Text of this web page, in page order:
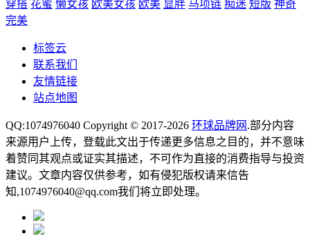
穿搭 花蜜 懒女孩 欧美女孩 欧美 显胖 马项链 痴迷 短版 神奇
完美
标签云
联系我们
友情链接
站点地图
QQ:1074976040 Copyright © 2017-2026 环球品牌网 .部分内容
来源用户上传，登载此文出于传递更多信息之目的，并不意味
着赞同其观点或证实其描述，不可作为直接的消费指导与投资
建议。文章内容仅供参考，如有侵犯版权请来信告
知,1074976040@qq.com我们将立即处理。